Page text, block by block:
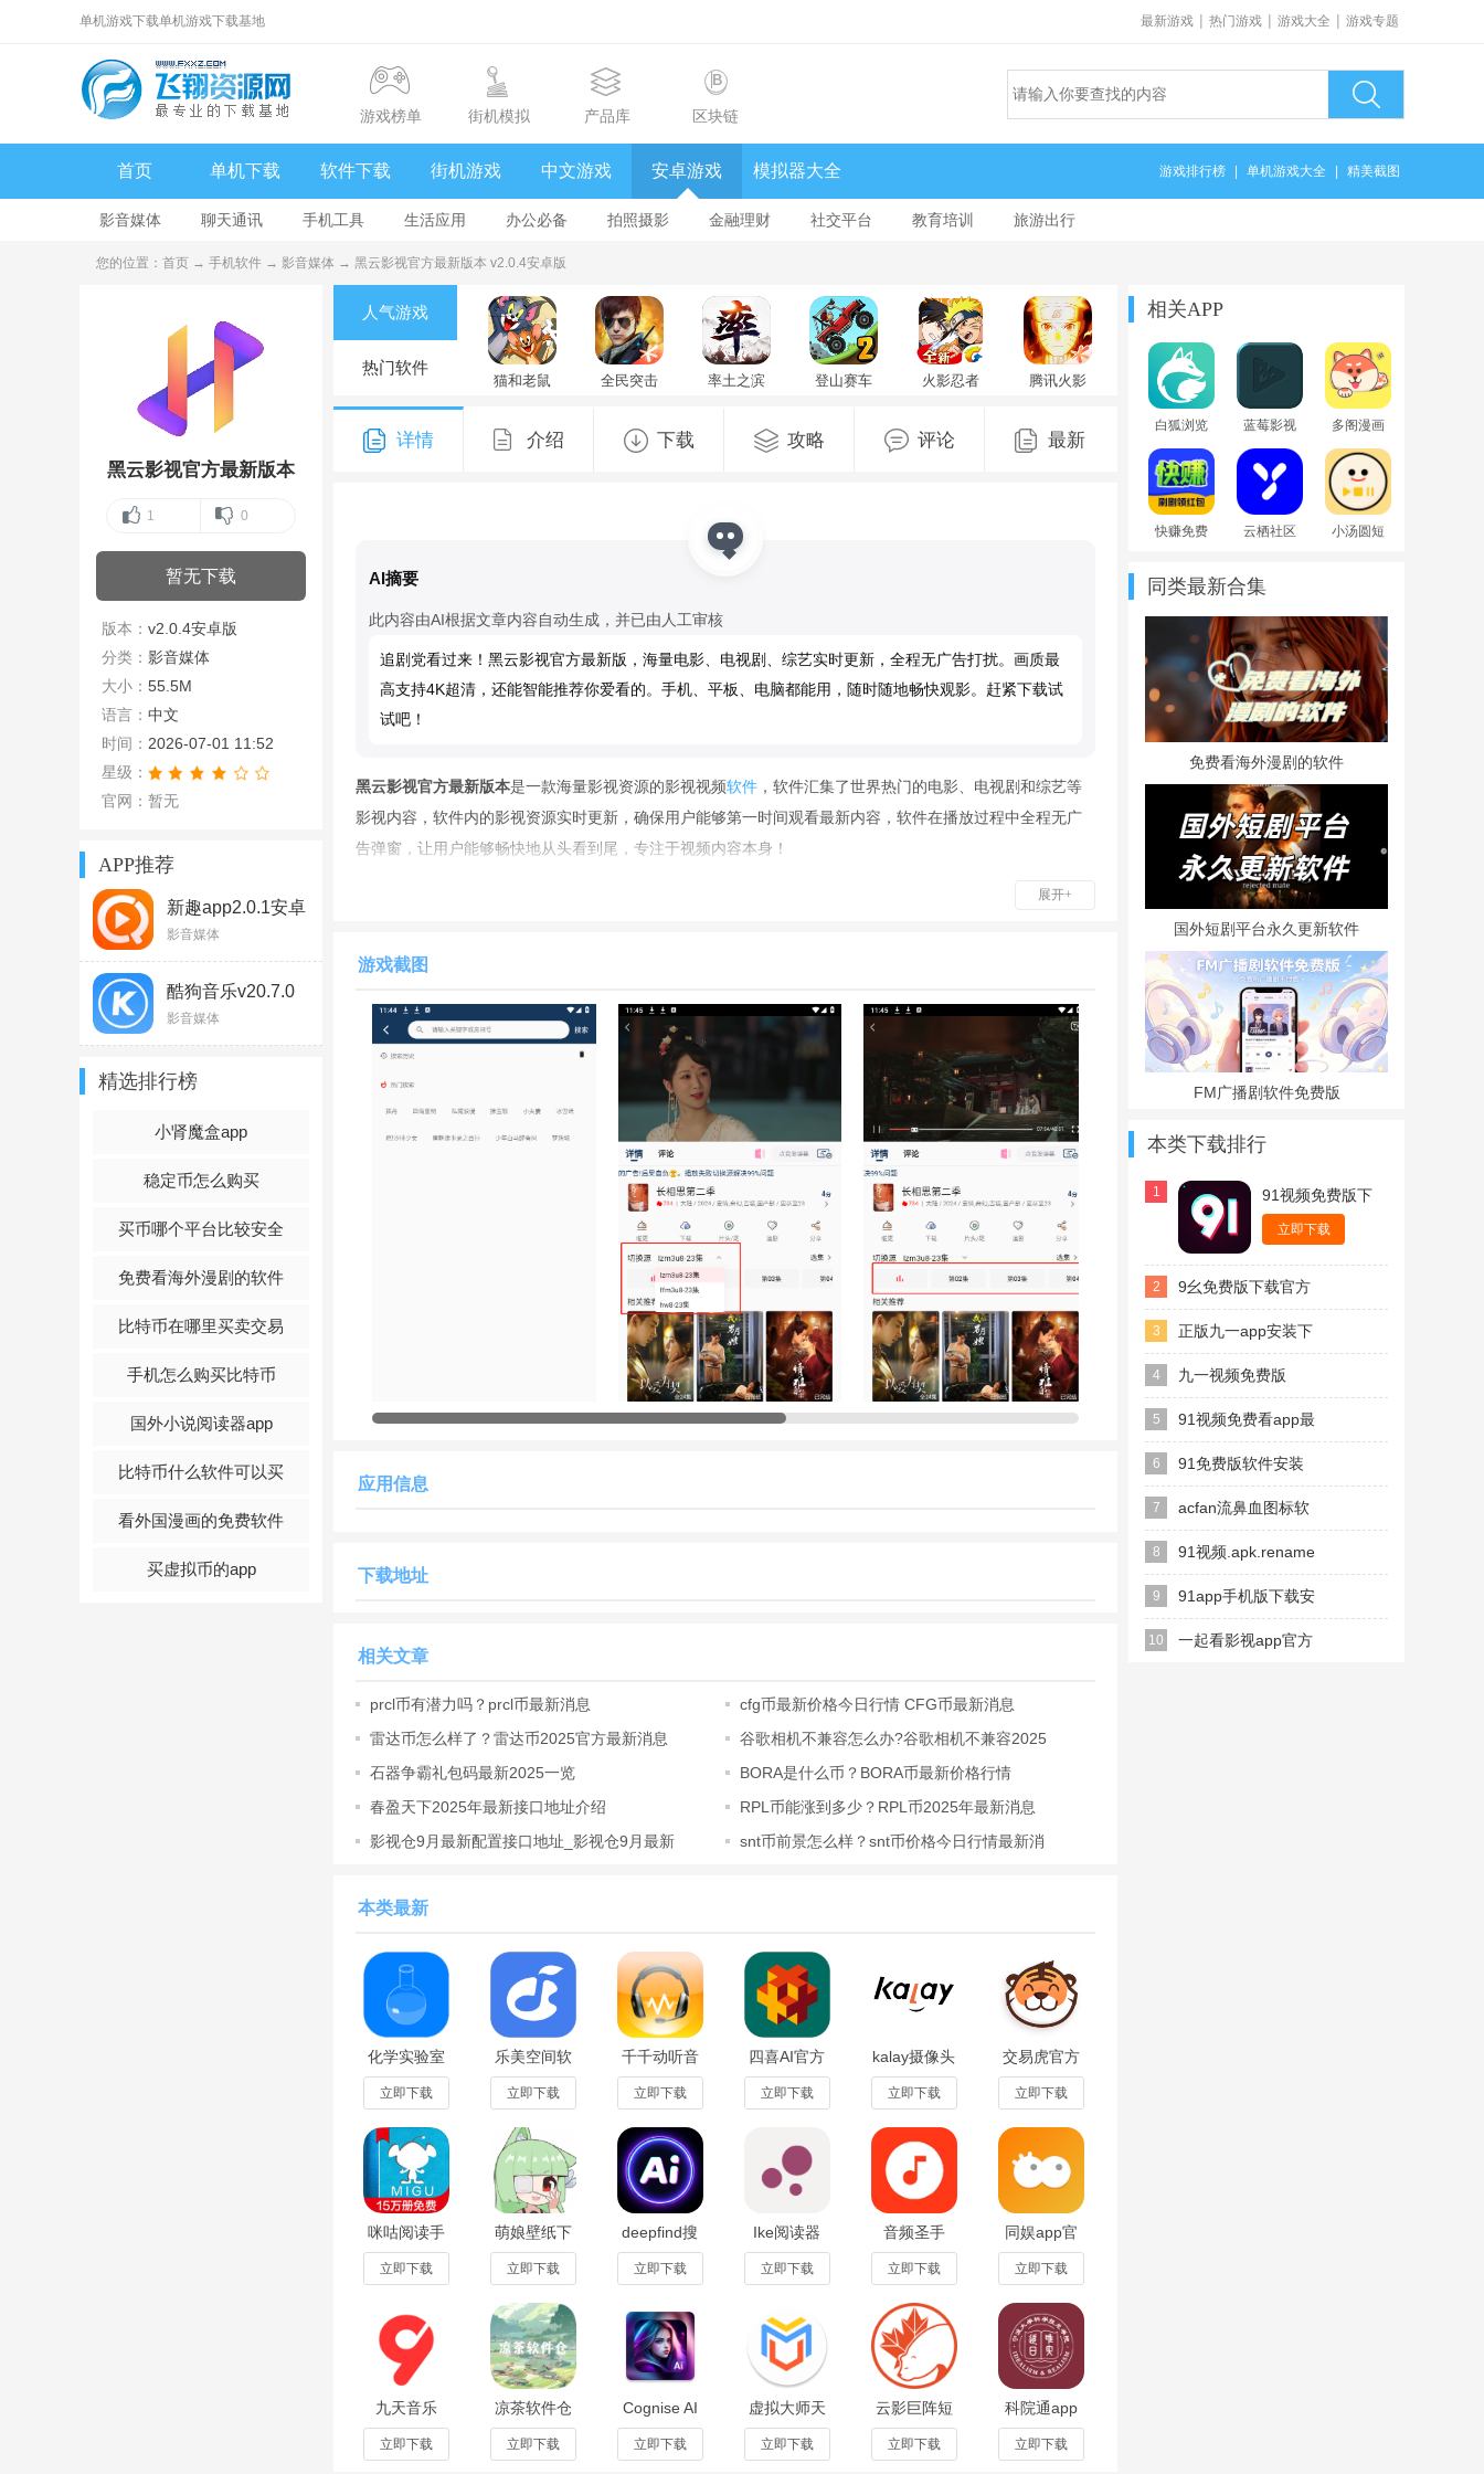
单机游戏下载单机游戏下载基地 最新游戏 | 热门游戏 | 游戏大全 | 游戏专题
游戏榜单 街机模拟 产品库 区块链
首页 单机下载 软件下载 街机游戏 中文游戏 安卓游戏 模拟器大全 游戏排行榜 单机游戏大全 精美截图
影音媒体 聊天通讯 手机工具 生活应用 办公必备 拍照摄影 金融理财 社交平台 教育培训 旅游出行
您的位置： 首页 → 手机软件 → 影音媒体 → 黑云影视官方最新版本 v2.0.4安卓版
黑云影视官方最新版本
1 0
暂无下载
版本： v2.0.4安卓版
分类： 影音媒体
大小： 55.5M
语言： 中文
时间： 2026-07-01 11:52
星级：
官网：暂无
APP推荐
新趣app2.0.1安卓
版
影音媒体
酷狗音乐v20.7.0
官方版
影音媒体
精选排行榜
小肾魔盒app
稳定币怎么购买
买币哪个平台比较安全
免费看海外漫剧的软件
比特币在哪里买卖交易
手机怎么购买比特币
国外小说阅读器app
比特币什么软件可以买
看外国漫画的免费软件
买虚拟币的app
人气游戏
热门软件
猫和老鼠
全民突击
率土之滨
版v9.1.9最
登山赛车
下载汉化
火影忍者
v3.82.35
腾讯火影
详情 介绍 下载 攻略 评论 最新
AI摘要
此内容由AI根据文章内容自动生成，并已由人工审核
追剧党看过来！黑云影视官方最新版，海量电影、电视剧、综艺实时更新，全程无广告打扰。画质最
高支持4K超清，还能智能推荐你爱看的。手机、平板、电脑都能用，随时随地畅快观影。赶紧下载试
试吧！
黑云影视官方最新版本是一款海量影视资源的影视视频软件 ，软件汇集了世界热门的电影、电视剧和综艺等
影视内容，软件内的影视资源实时更新，确保用户能够第一时间观看最新内容，软件在播放过程中全程无广
告弹窗，让用户能够畅快地从头看到尾，专注于视频内容本身！
2. 丰富资源：涵盖国内外热门电影、电视剧、动漫、纪录片等，更新迅速，紧跟影视潮流。
3. 智能推荐：根据用户的观影 和偏好，智能推荐相似影片，提升观影体验。
4. 多平台支持：支持手机、平板、电脑等多种设备平台，让用户随时随地都能享受影视盛宴。
软件功能
1. 搜索观影：在搜索框中输入影片名称或关键词，快速找到想看的影片。
2. 分类筛选：根据影片类型、地区、年份等分类进行筛选，找到符合口味的影片。
3. 观看记录：自动记录用户的观影进度和历史，方便用户随时继续观看。
4. 分享互动：将影片分享给好友或 社交媒体，参与影片评论和讨论，提升观影乐趣。
5. 设置调整：根据个人喜好调整画质、音量、字幕等设置，打造专属观影体验。
黑云影视app怎么追剧
1、下载安装黑云影视app之后打开，同意相关的说明。
展开+
游戏截图
应用信息
下载地址
相关文章
prcl币有潜力吗？prcl币最新消息
cfg币最新价格今日行情 CFG币最新消息
雷达币怎么样了？雷达币2025官方最新消息
谷歌相机不兼容怎么办?谷歌相机不兼容2025
石器争霸礼包码最新2025一览
BORA是什么币？BORA币最新价格行情
春盈天下2025年最新接口地址介绍
RPL币能涨到多少？RPL币2025年最新消息
影视仓9月最新配置接口地址_影视仓9月最新
snt币前景怎么样？snt币价格今日行情最新消
本类最新
化学实验室
中文完整版
2025最新版
5.0.3
立即下载
乐美空间软
件官方正版
下载最新版
1.1.9
立即下载
千千动听音
乐播放器下
载官方手机
版1.0.1
立即下载
四喜AI官方
版v1.0.8最
新版
立即下载
kalay摄像头
app官方手
机版
v4.2.020安
卓版
立即下载
交易虎官方
app最新版
3.6.2手机版
立即下载
咪咕阅读手
机版
v12.11.0
立即下载
萌娘壁纸下
载官方正版
v1.0安卓版
立即下载
deepfind搜
问app手机
版1.0.0最新
版
立即下载
Ike阅读器
app官方版
v1.0安卓版
立即下载
音频圣手
app官方版
v1.3.5安卓
版
立即下载
同娱app官
方最新版
2.6.4手机版
立即下载
九天音乐
app手机版
2.1.0最新版
立即下载
凉茶软件仓
app永久免
费版v1.4.8
安卓版
立即下载
Cognise AI
Art
Generator
官方版
立即下载
虚拟大师天
道版内置
rom完整版
下载安装
立即下载
云影巨阵短
剧app免费
版1.0.0安卓
版
立即下载
科院通app
最新版1.0.2
安卓版
立即下载
相关APP
白狐浏览
载手机版
蓝莓影视
新版
多阁漫画
2025
快赚免费
云栖社区
小汤圆短
同类最新合集
免费看海外漫剧的软件
国外短剧平台永久更新软件
FM广播剧软件免费版
本类下载排行
1
91视频免费版下
载软件下载安装
官方最新版
立即下载
2 9幺免费版下载官方
最新版
3 正版九一app安装下
载最新版
4 九一视频免费版
5 91视频免费看app最
新版2025
6 91免费版软件安装
2026最新版
7 acfan流鼻血图标软
件安卓最新版
8 91视频.apk.rename
9 91app手机版下载安
装无限看
10 一起看影视app官方